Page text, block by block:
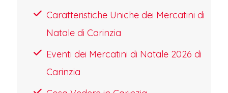
profondamente suggestivo.
Un'esperienza che scalda il cuore.
Caratteristiche Uniche dei Mercatini di
Natale di Carinzia
Eventi dei Mercatini di Natale 2026 di
Carinzia